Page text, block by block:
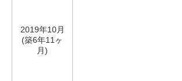
2019年10月
(築6年11ヶ
月)